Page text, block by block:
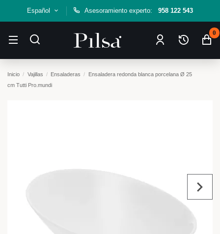
Español Asesoramiento experto: 958 122 543
0
Inicio Vajillas Ensaladeras
Ensaladera redonda blanca porcelana Ø 25
cm Tutti Pro.mundi